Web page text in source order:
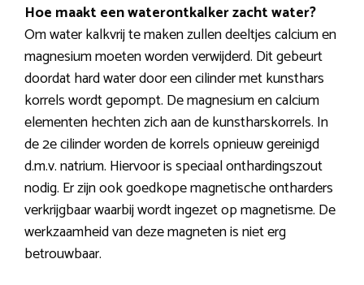
Hoe maakt een waterontkalker zacht water?
Om water kalkvrij te maken zullen deeltjes calcium en
magnesium moeten worden verwijderd. Dit gebeurt
doordat hard water door een cilinder met kunsthars
korrels wordt gepompt. De magnesium en calcium
elementen hechten zich aan de kunstharskorrels. In
de 2e cilinder worden de korrels opnieuw gereinigd
d.m.v. natrium. Hiervoor is speciaal onthardingszout
nodig. Er zijn ook goedkope magnetische ontharders
verkrijgbaar waarbij wordt ingezet op magnetisme. De
werkzaamheid van deze magneten is niet erg
betrouwbaar.